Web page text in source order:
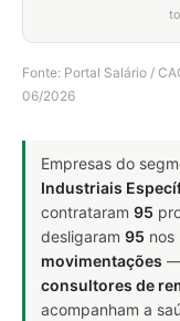
Fonte: Portal Salário /
06/2026
Empresas do
Industriais
contrataram 95
desligaram 95 nos
movimentações —
consultores de
acompanham a